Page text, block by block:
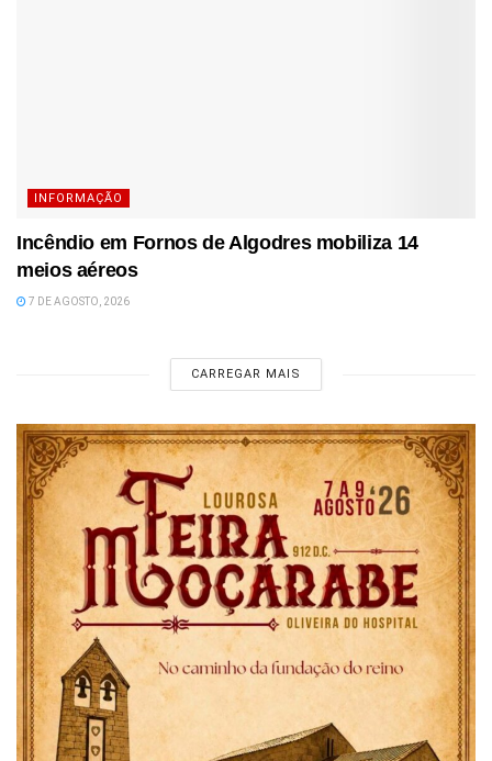
INFORMAÇÃO
Incêndio em Fornos de Algodres mobiliza 14
meios aéreos
7 DE AGOSTO, 2026
CARREGAR MAIS